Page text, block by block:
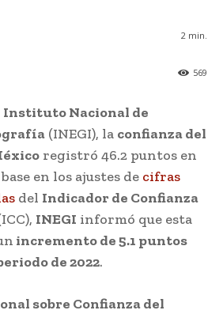
2 min.
569
Instituto Nacional de
(INEGI), la confianza del
registró 46.2 puntos en
en los ajustes de cifras
del Indicador de Confianza
INEGI informó que esta
incremento de 5.1 puntos
de 2022.
sobre Confianza del